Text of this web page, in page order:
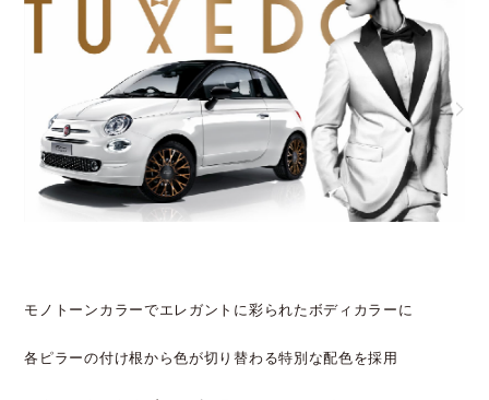
モノトーンカラーでエレガントに彩られたボディカラーに
各ピラーの付け根から色が切り替わる特別な配色を採用